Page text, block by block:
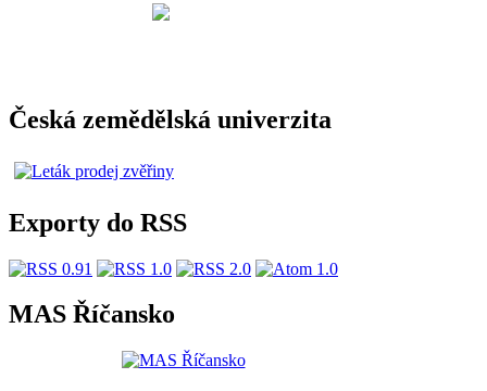
Česká zemědělská univerzita
Exporty do RSS
MAS Říčansko